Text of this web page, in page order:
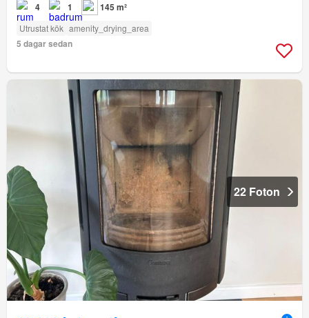
4 1 145 m²
Utrustat kök amenity_drying_area
5 dagar sedan
22 Foton